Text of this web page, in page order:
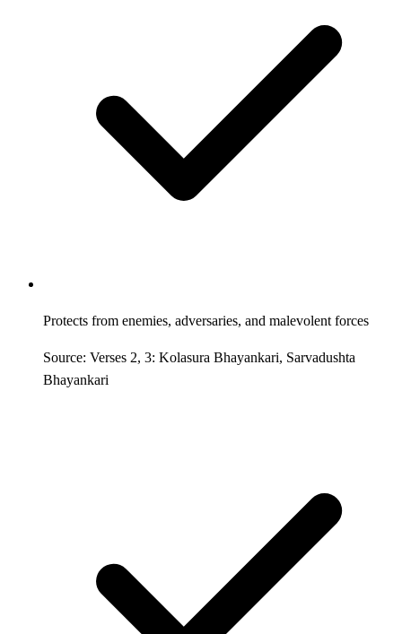
Protects from enemies, adversaries, and malevolent forces
Source: Verses 2, 3: Kolasura Bhayankari, Sarvadushta
Bhayankari